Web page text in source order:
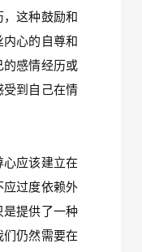
这种鼓励和
心的自尊和
的感情经历或
到自己在情
应该建立在
应过度依赖外
提供了一种
仍然需要在